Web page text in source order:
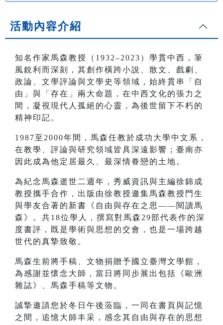
活動內容介紹
知名作家馬森教授（1932–2023）學貫中西，筆
風銳利而深刻，其創作橫跨小說、散文、戲劇、
政論、文學評論與文學史等領域，始終貫串「自
由」與「存在」兩大命題，在中西文化的張力之
間，凝視現代人孤絕的心靈，為後世留下不朽的
精神印記。
1987至2000年間，馬森任教於成功大學中文系，
在教學、評論與研究領域皆具深遠影響；臺南亦
因此成為他定居最久、最深情眷戀的土地。
為紀念馬森逝世二週年，秀威資訊與主編徐錦成
教授攜手合作，出版由徐教授邀集馬森教授門生
與學友合著的新書《自由與存在之思——閱讀馬
森》。共18位學人，撰寫對馬森29部代表作的深
度書評，既是學術與思想的交會，也是一場跨越
世代的真摯致敬。
馬森生前將手稿、文物捐贈予國立臺灣文學館，
為感謝並懷念大師，當日將同步展出包括《歐洲
雜誌》、馬森手稿等文物。
誠摯邀請您於冬日午後蒞臨，一同在書頁與記憶
之間，追憶大師丰采，感念其自由與存在的思想